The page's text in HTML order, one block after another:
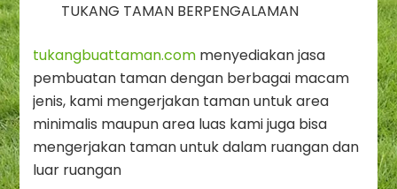
TUKANG TAMAN BERPENGALAMAN
tukangbuattaman.com menyediakan jasa
pembuatan taman dengan berbagai macam
jenis, kami mengerjakan taman untuk area
minimalis maupun area luas kami juga bisa
mengerjakan taman untuk dalam ruangan dan
luar ruangan